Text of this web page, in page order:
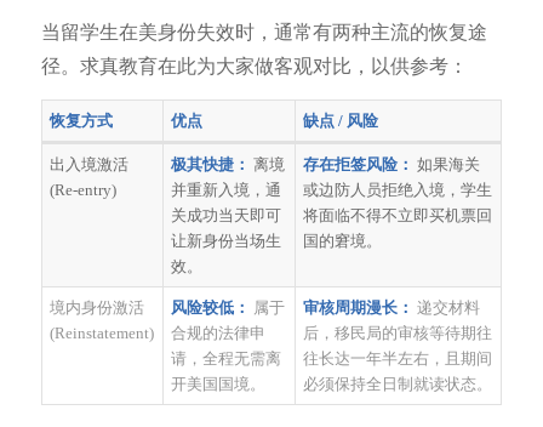
当留学生在美身份失效时，通常有两种主流的恢复途
径。求真教育在此为大家做客观对比，以供参考：
恢复方式 优点 缺点 / 风险
出入境激活
(Re-entry)
极其快捷： 离境
并重新入境，通
关成功当天即可
让新身份当场生
效。
存在拒签风险： 如果海关
或边防人员拒绝入境，学生
将面临不得不立即买机票回
国的窘境。
境内身份激活
(Reinstatement)
风险较低：
属于
合规的法律申
请，全程无需离
开美国国境。
审核周期漫长： 递交材料
后，移民局的审核等待期往
往长达一年半左右，且期间
必须保持全日制就读状态。